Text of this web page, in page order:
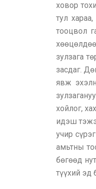
ховор
тул
тооцвол
зулзага
засдаг.
явж
хойлог,
идэш
учир
амьтны
бөгөөд
түүхий эд